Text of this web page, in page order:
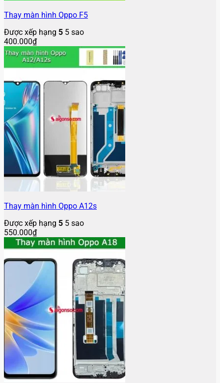
Thay màn hình Oppo F5
Được xếp hạng 5 5 sao
400.000₫
Thay màn hình Oppo A12s
Được xếp hạng 5 5 sao
550.000₫